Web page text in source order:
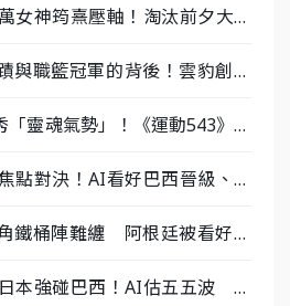
女神筠熹壓軸！淘汰前夕大混
與職籃冠軍的背後！雲豹創辦
靈魂氣勢」！《運動543》微
點對決！AI看好巴西晉級、數
鐵桶陣難纏 阿根廷被看好下
本強碰巴西！AI估五五波 牛